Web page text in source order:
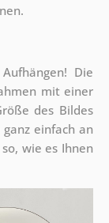
Die
mit einer
des Bildes
einfach an
wie es Ihnen